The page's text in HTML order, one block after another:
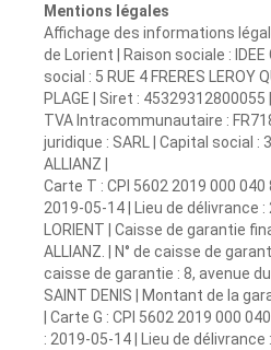
Mentions légales
Affichage des informations
de Lorient | Raison sociale :
social : 5 RUE 4 FRERES LEROY
PLAGE | Siret : 45329312800055
TVA Intracommunautaire :
juridique : SARL | Capital social :
ALLIANZ |
Carte T : CPI 5602 2019 000
2019-05-14 | Lieu de délivrance
LORIENT | Caisse de garantie
ALLIANZ. | N° de caisse de
caisse de garantie : 8, avenue
SAINT DENIS | Montant de la
| Carte G : CPI 5602 2019 000
: 2019-05-14 | Lieu de délivrance